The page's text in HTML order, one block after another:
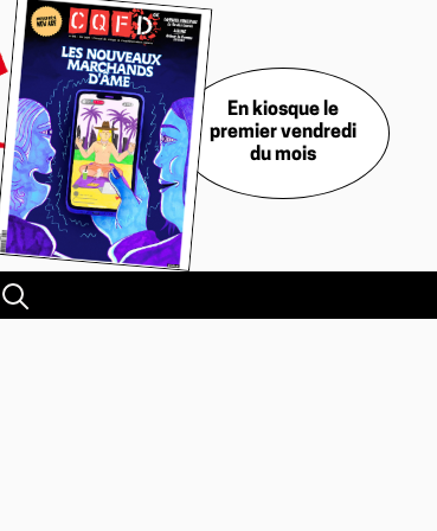
En kiosque le
premier vendredi
du mois